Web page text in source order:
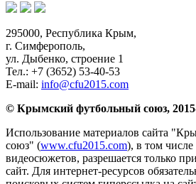
295000, Республика Крым,
г. Симферополь,
ул. Дыбенко, строение 1
Тел.: +7 (3652) 53-40-53
E-mail: info@cfu2015.com
© Крымский футбольный союз,
Использование материалов сайта
союз" (www.cfu2015.com), в том
видеосюжетов, разрешается только
сайт. Для интернет-ресурсов